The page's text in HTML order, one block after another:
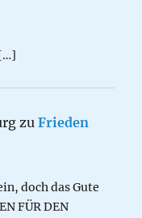
zuFrieden
doch das Gute
FÜR DEN